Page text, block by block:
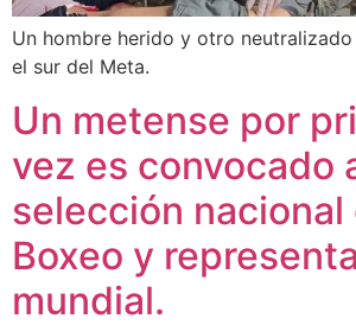
Un hombre herido y otro
el sur del Meta.
Un metense por
vez es convocado
selección nacional
Boxeo y
mundial.